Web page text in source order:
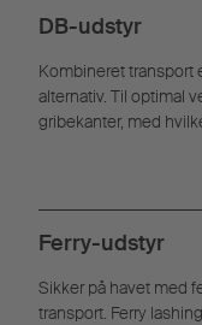
DB-udstyr
Kombineret transport
alternativ. Til optimal
gribekanter, med
Ferry-udstyr
Sikker på havet med
transport. Ferry